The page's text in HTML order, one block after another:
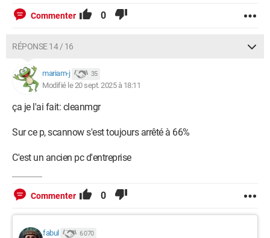
Commenter 0
RÉPONSE 14 / 16
mariam-j 35
Modifié le 20 sept. 2025 à 18:11
ça je l'ai fait: cleanmgr
Sur ce p, scannow s'est toujours arrêté à 66%
C'est un ancien pc d'entreprise
Commenter 0
fabul 6 070